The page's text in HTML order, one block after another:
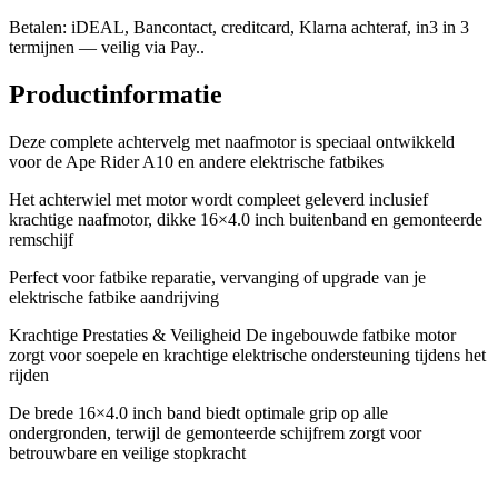
Betalen: iDEAL, Bancontact, creditcard, Klarna achteraf, in3 in 3
termijnen — veilig via Pay..
Productinformatie
Deze complete achtervelg met naafmotor is speciaal ontwikkeld
voor de Ape Rider A10 en andere elektrische fatbikes
Het achterwiel met motor wordt compleet geleverd inclusief
krachtige naafmotor, dikke 16×4.0 inch buitenband en gemonteerde
remschijf
Perfect voor fatbike reparatie, vervanging of upgrade van je
elektrische fatbike aandrijving
Krachtige Prestaties & Veiligheid De ingebouwde fatbike motor
zorgt voor soepele en krachtige elektrische ondersteuning tijdens het
rijden
De brede 16×4.0 inch band biedt optimale grip op alle
ondergronden, terwijl de gemonteerde schijfrem zorgt voor
betrouwbare en veilige stopkracht